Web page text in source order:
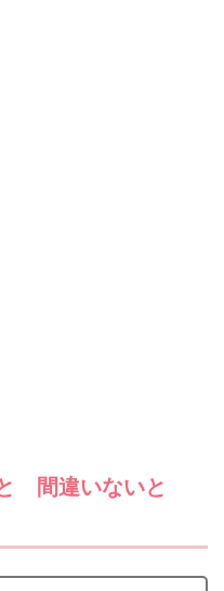
間違いないと